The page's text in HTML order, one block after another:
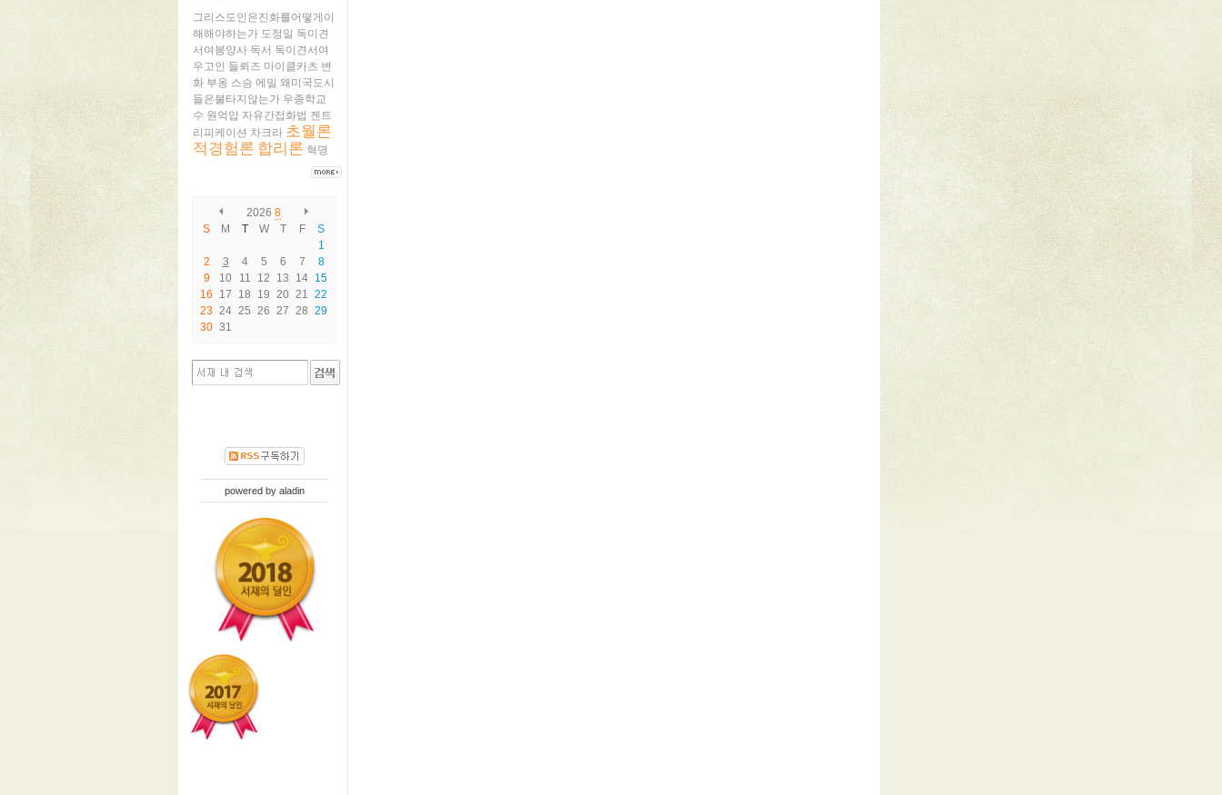
그리스도인은진화를어떻게이
해해야하는가 도정일 독미견
서여봉양사 독서 독이견서여
우고인 들뢰즈 마이클카츠 변
화 부옹 스승 에밀 왜미국도시
들은불타지않는가 우종학교
수 원억압 자유간접화법 젠트
리피케이션 차크라 초월론
적경험론 합리론 혁명
2026 8
S
M T W T F
S
1
2
3 4 5 6 7
8
9
10 11 12 13 14 15
16
17 18 19 20 21 22
23 24 25 26 27 28 29
30 31
powered by aladin